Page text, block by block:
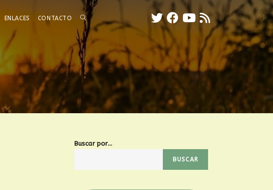
ENLACES CONTACTO
Buscar por...
BUSCAR